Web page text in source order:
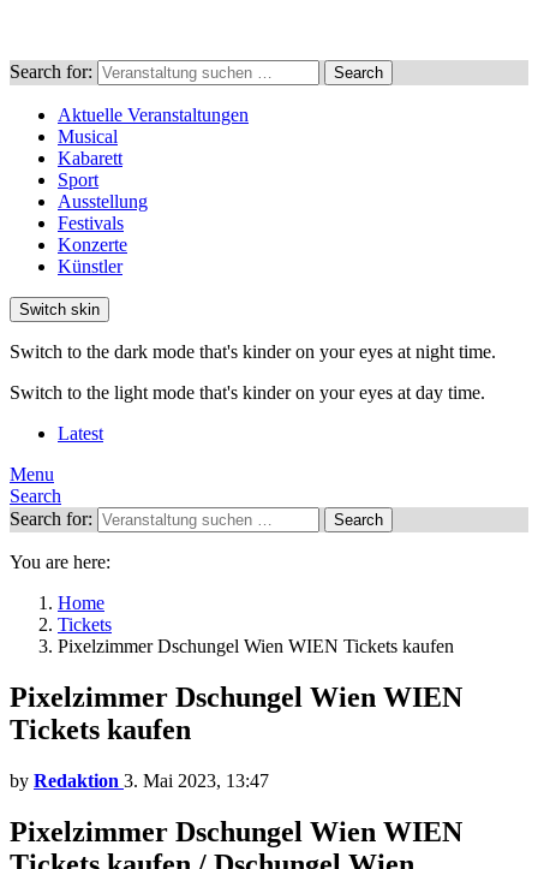
Search for: Search
Aktuelle Veranstaltungen
Musical
Kabarett
Sport
Ausstellung
Festivals
Konzerte
Künstler
Switch skin
Switch to the dark mode that's kinder on your eyes at night time.
Switch to the light mode that's kinder on your eyes at day time.
Latest
Menu
Search
Search for:
Search
You are here:
Home
Tickets
Pixelzimmer Dschungel Wien WIEN Tickets kaufen
Pixelzimmer Dschungel Wien WIEN
Tickets kaufen
by Redaktion 3. Mai 2023, 13:47
Pixelzimmer Dschungel Wien WIEN